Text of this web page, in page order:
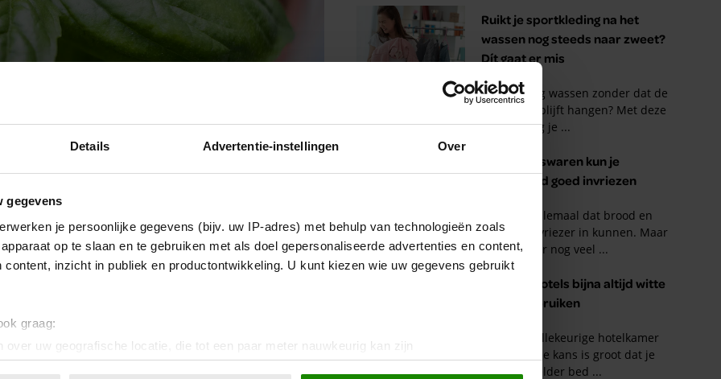
Details Advertentie-instellingen Over
gegevens
je persoonlijke gegevens (bijv. uw IP-adres) met behulp van technologieën zoals
op te slaan en te gebruiken met als doel gepersonaliseerde advertenties en content,
content, inzicht in publiek en productontwikkeling. U kunt kiezen wie uw gegevens gebruikt
graag:
over uw geografische locatie, die tot een paar meter nauwkeurig kan zijn
door het actief te scannen op specifieke eigenschappen (fingerprinting)
Dat kan op verschillende manieren. Bijvoorbeeld
eraf te schrapen met een mes. Maar ook door reepjes
het droog? Wrijf dan met je vingers over de reepjes en de
of een eierdoos met potgrond en doe daar zaadjes
pot.